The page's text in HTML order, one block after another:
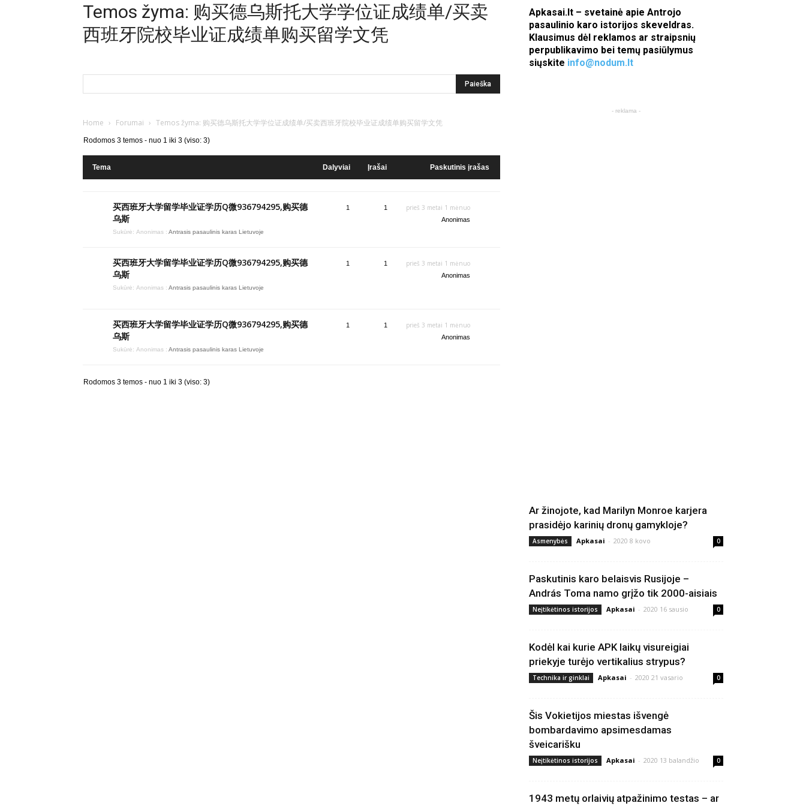
Temos žyma: 购买德乌斯托大学学位证成绩单/买卖
西班牙院校毕业证成绩单购买留学文凭
Home › Forumai › Temos žyma: 购买德乌斯托大学学位证成绩单/买卖西班牙院校毕业证成绩单购买留学文凭
Rodomos 3 temos - nuo 1 iki 3 (viso: 3)
Tema Dalyviai Įrašai Paskutinis įrašas
买西班牙大学留学毕业证学历Q微936794295,购买德
乌斯
Sukūrė: Anonimas : Antrasis pasaulinis karas Lietuvoje
1 1 prieš 3 metai 1 mėnuo
Anonimas
买西班牙大学留学毕业证学历Q微936794295,购买德
乌斯
Sukūrė: Anonimas : Antrasis pasaulinis karas Lietuvoje
1 1 prieš 3 metai 1 mėnuo
Anonimas
买西班牙大学留学毕业证学历Q微936794295,购买德
乌斯
Sukūrė: Anonimas : Antrasis pasaulinis karas Lietuvoje
1 1 prieš 3 metai 1 mėnuo
Anonimas
Rodomos 3 temos - nuo 1 iki 3 (viso: 3)
Apkasai.lt – svetainė apie Antrojo
pasaulinio karo istorijos skeveldras.
Klausimus dėl reklamos ar straipsnių
perpublikavimo bei temų pasiūlymus
siųskite info@nodum.lt
- reklama -
Ar žinojote, kad Marilyn Monroe karjera
prasidėjo karinių dronų gamykloje?
Asmenybės Apkasai - 2020 8 kovo 0
Paskutinis karo belaisvis Rusijoje –
András Toma namo grįžo tik 2000-aisiais
Neįtikėtinos istorijos Apkasai - 2020 16 sausio 0
Kodėl kai kurie APK laikų visureigiai
priekyje turėjo vertikalius strypus?
Technika ir ginklai Apkasai - 2020 21 vasario 0
Šis Vokietijos miestas išvengė
bombardavimo apsimesdamas
šveicarišku
Neįtikėtinos istorijos Apkasai - 2020 13 balandžio 0
1943 metų orlaivių atpažinimo testas – ar